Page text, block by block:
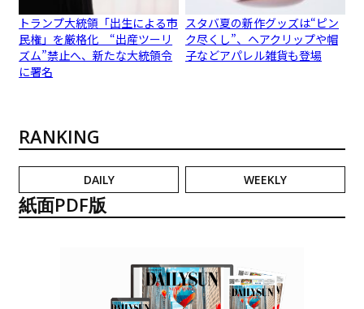
トランプ大統領「出生による市
民権」を厳格化 “出産ツーリ
ズム”禁止へ、新たな大統領令
に署名
スタバ夏の新作グッズは“ピン
ク尽くし”、ヘアクリップや帽
子などアパレル雑貨も登場
RANKING
DAILY WEEKLY
紙面PDF版